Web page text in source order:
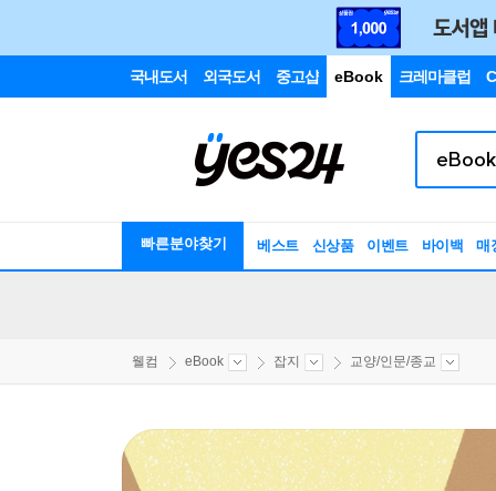
국내도서 외국도서 중고샵 eBook 크레마클럽
빠른분야찾기 베스트 신상품 이벤트 바이백 매
웰컴 eBook 잡지 교양/인문/종교